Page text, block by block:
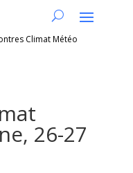
Climat Météo
26-27